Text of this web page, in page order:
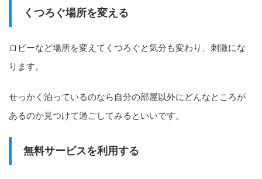
くつろぐ場所を変える
ロビーなど場所を変えてくつろぐと気分も変わり、刺激にな
ります。
せっかく泊っているのなら自分の部屋以外にどんなところが
あるのか見つけて過ごしてみるといいです。
無料サービスを利用する